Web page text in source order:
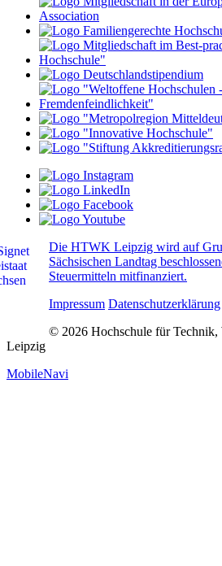
Die HTWK Leipzig wird auf
Sächsischen Landtag
Steuermitteln mitfinanziert.
Impressum Datenschutzerklärung
© 2026 Hochschule für
Leipzig
MobileNavi